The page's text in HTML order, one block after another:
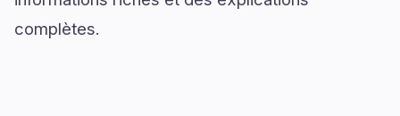
complètes.